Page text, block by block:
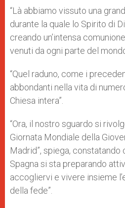
“Là abbiamo vissuto una
durante la quale lo Spirito di
creando un’intensa
venuti da ogni parte del
“Quel raduno, come i
abbondanti nella vita di
Chiesa intera”.
“Ora, il nostro sguardo si
Giornata Mondiale della
Madrid”, spiega, constatando
Spagna si sta preparando
accogliervi e vivere insieme
della fede”.